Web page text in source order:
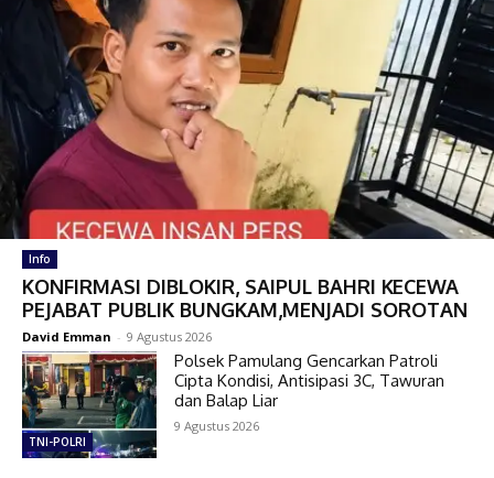
Info
KONFIRMASI DIBLOKIR, SAIPUL BAHRI KECEWA
PEJABAT PUBLIK BUNGKAM,MENJADI SOROTAN
David Emman - 9 Agustus 2026
TNI-POLRI
Polsek Pamulang Gencarkan Patroli
Cipta Kondisi, Antisipasi 3C, Tawuran
dan Balap Liar
9 Agustus 2026